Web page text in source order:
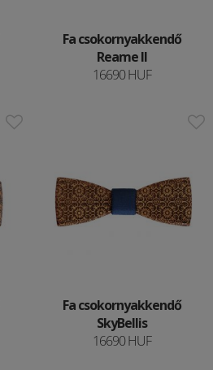
Fa csokornyakkendő
Reame II
16690 HUF
Fa csokornyakkendő
SkyBellis
16690 HUF